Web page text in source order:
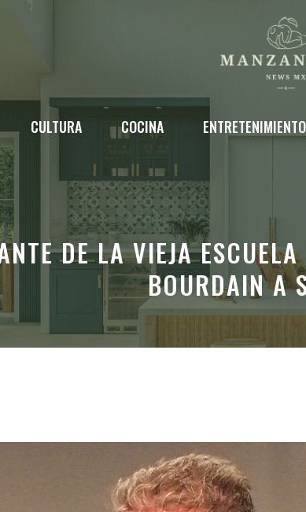
CULTURA COCINA ENTRETENIMIENTO
DE LA VIEJA
BOURDAIN A